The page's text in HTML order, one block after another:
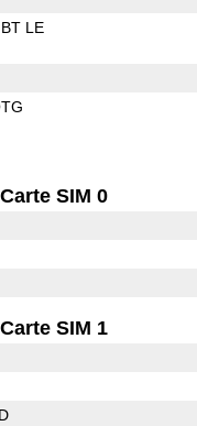
BT LE
Carte SIM 0
Carte SIM 1